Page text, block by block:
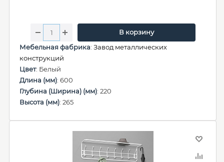
В корзину
Мебельная фабрика: Завод металлических
конструкций
Цвет: Белый
Длина (мм): 600
Глубина (Ширина) (мм): 220
Высота (мм): 265